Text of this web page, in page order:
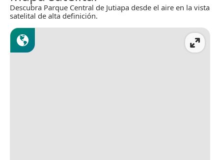
Descubra Parque Central de Jutiapa desde el aire en la vista
satelital de alta definición.